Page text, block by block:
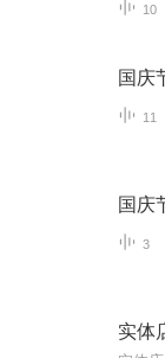
10
国庆
11
国庆
3
实体